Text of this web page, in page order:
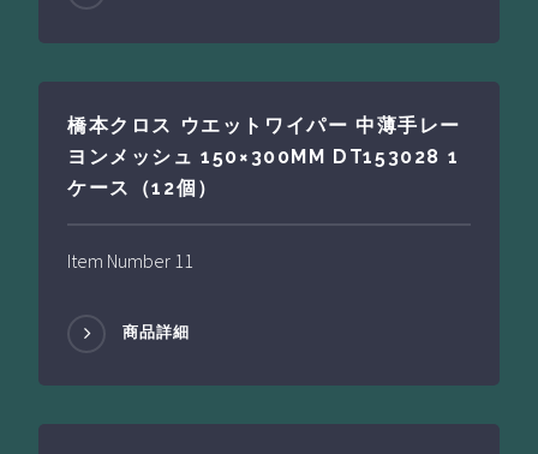
橋本クロス ウエットワイパー 中薄手レー
ヨンメッシュ 150×300MM DT153028 1
ケース（12個）
Item Number 11
商品詳細